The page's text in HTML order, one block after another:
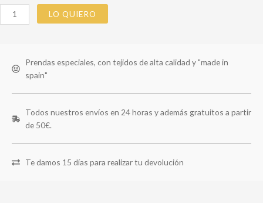
LO QUIERO
Prendas especiales, con tejidos de alta calidad y "made in
spain"
Todos nuestros envíos en 24 horas y además gratuitos a partir
de 50€.
Te damos 15 días para realizar tu devolución